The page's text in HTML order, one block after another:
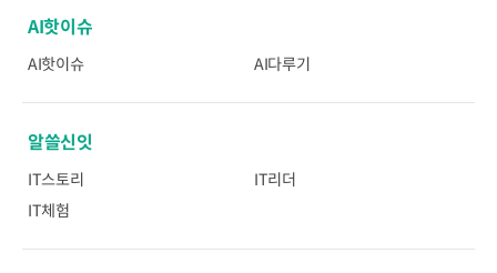
AI핫이슈
AI핫이슈 AI다루기
알쓸신잇
IT스토리
IT리더
IT체험